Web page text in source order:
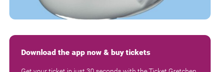
Download the app now & buy tickets